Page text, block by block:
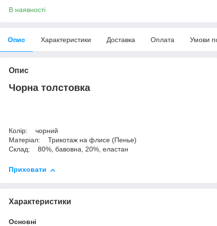
В наявності
Опис Характеристики Доставка Оплата Умови
Опис
Чорна толстовка
Колір: чорний
Матеріал: Трикотаж на флиcе (Пенье)
Склад: 80%, бавовна, 20%, еластан
Приховати
Характеристики
Основні